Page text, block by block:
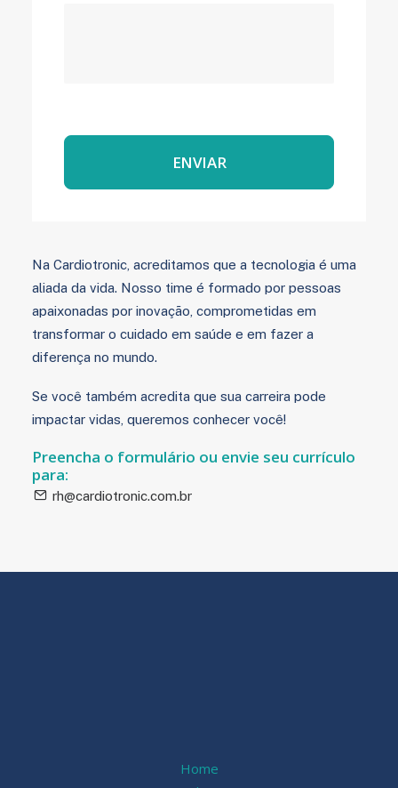
Na Cardiotronic, acreditamos que a tecnologia é uma
aliada da vida. Nosso time é formado por pessoas
apaixonadas por inovação, comprometidas em
transformar o cuidado em saúde e em fazer a
diferença no mundo.
Se você também acredita que sua carreira pode
impactar vidas, queremos conhecer você!
Preencha o formulário ou envie seu currículo
para:
rh@cardiotronic.com.br
Home